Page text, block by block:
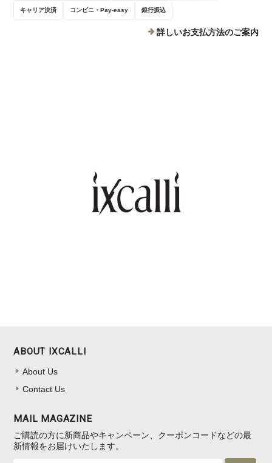
キャリア決済 コンビニ・Pay-easy 銀行振込
詳しいお支払方法のご案内
ABOUT IXCALLI
About Us
Contact Us
MAIL MAGAZINE
ご購読の方に新商品やキャンペーン、クーポンコードなどの最
新情報をお届けいたします。